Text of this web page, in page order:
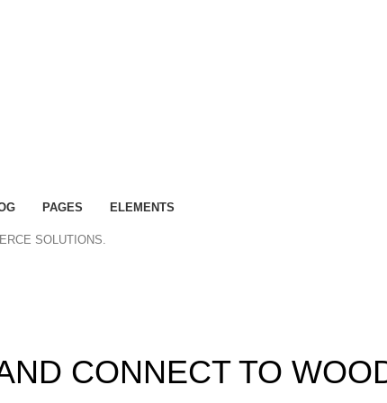
PAGES ELEMENTS
SOLUTIONS.
CONNECT TO